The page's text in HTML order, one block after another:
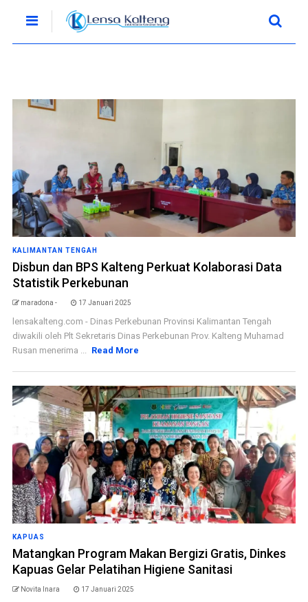
KALIMANTAN TENGAH
Disbun dan BPS Kalteng Perkuat Kolaborasi Data
Statistik Perkebunan
maradona - 17 Januari 2025
lensakalteng.com - Dinas Perkebunan Provinsi Kalimantan Tengah
diwakili oleh Plt Sekretaris Dinas Perkebunan Prov. Kalteng Muhamad
Rusan menerima ... Read More
KAPUAS
Matangkan Program Makan Bergizi Gratis, Dinkes
Kapuas Gelar Pelatihan Higiene Sanitasi
Novita Inara 17 Januari 2025